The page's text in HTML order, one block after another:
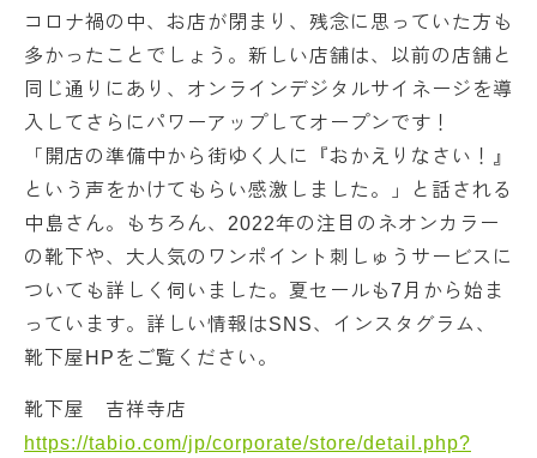
コロナ禍の中、お店が閉まり、残念に思っていた方も
多かったことでしょう。新しい店舗は、以前の店舗と
同じ通りにあり、オンラインデジタルサイネージを導
入してさらにパワーアップしてオープンです！
「開店の準備中から街ゆく人に『おかえりなさい！』
という声をかけてもらい感激しました。」と話される
中島さん。もちろん、2022年の注目のネオンカラー
の靴下や、大人気のワンポイント刺しゅうサービスに
ついても詳しく伺いました。夏セールも7月から始ま
っています。詳しい情報はSNS、インスタグラム、
靴下屋HPをご覧ください。
靴下屋 吉祥寺店
https://tabio.com/jp/corporate/store/detail.php?